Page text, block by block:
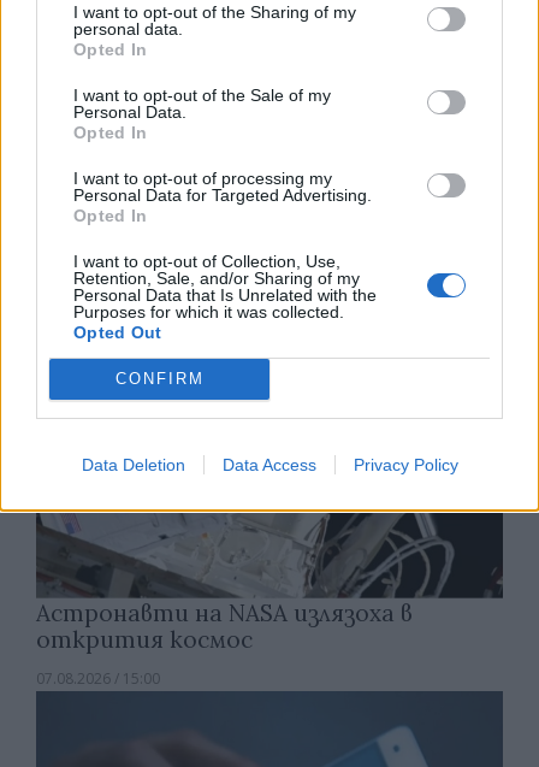
I want to opt-out of the Sharing of my
personal data.
Opted In
I want to opt-out of the Sale of my
Personal Data.
Opted In
I want to opt-out of processing my
Personal Data for Targeted Advertising.
Opted In
I want to opt-out of Collection, Use,
Retention, Sale, and/or Sharing of my
Personal Data that Is Unrelated with the
Purposes for which it was collected.
Opted Out
CONFIRM
Data Deletion Data Access Privacy Policy
Изкуствен интелект за първи път
създаде нови жизнеспособни вируси
Астронавти на NASA излязоха в
открития космос
07.08.2026 / 15:00